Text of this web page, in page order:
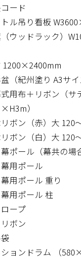
ード
トル吊り看板
（ウッドラック）
1200×2400mm
（紀州塗り A3サイ
式用布＋リボン（サ
）
リボン（赤）大 120
リボン（白）大 120
幕ポール（幕共の場
幕用ポール
用ポール 重り
幕用ポール 柱
ープ
ボン
ションドラム （